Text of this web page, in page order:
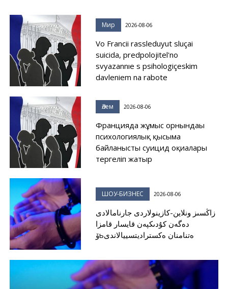
Мир 2026-08-06
Vo Francii rassleduyut sluçai
suicida, predpolojitel'no
svyazannıe s psihologiçeskim
davleniem na rabote
Әлем 2026-08-06
Францияда жұмыс орнындағы
психологиялық қысымға
байланысты суицид оқиғалары
тергеліп жатыр
ШОУ-БИЗНЕС 2026-08-06
زاڭسىز ونلاين-كازينولاردى جارنامالادى
دەگەن كۇدىكپەن قايسار قامزا
ۆьەتنامنان ەكستراديتسييالاندى